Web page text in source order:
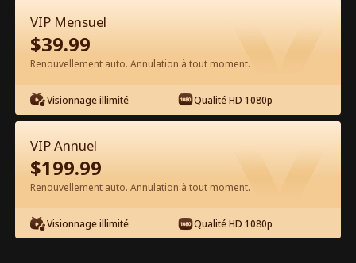
Épisode 76 - La Vierge et le
milliardaire Film complet
1-50 51-76 Tous les épisodes
VIP Mensuel
$39.99
Renouvellement auto. Annulation à tout moment.
Visionnage illimité Qualité HD 1080p
VIP Annuel
$199.99
Renouvellement auto. Annulation à tout moment.
Visionnage illimité Qualité HD 1080p